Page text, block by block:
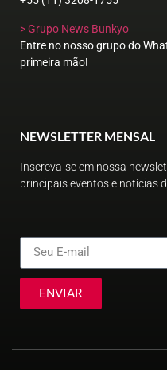
> Grupo News Bunkyo
Entre no nosso grupo do
primeira mão!
NEWSLETTER MENSAL
Inscreva-se em nossa
principais eventos e notícias
ENVIAR